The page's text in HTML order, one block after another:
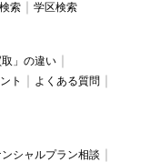
索 学区検索
取」の違い
ト
よくある質問
シャルプラン相談